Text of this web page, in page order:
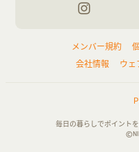
メンバー規約
会社情報
ウェ
毎日の暮らしでポイント